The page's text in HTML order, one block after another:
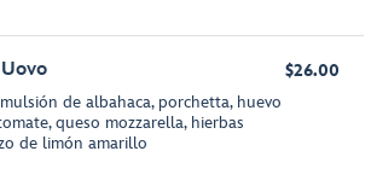
de albahaca, porchetta, huevo
queso mozzarella, hierbas
de limón amarillo
$26.00